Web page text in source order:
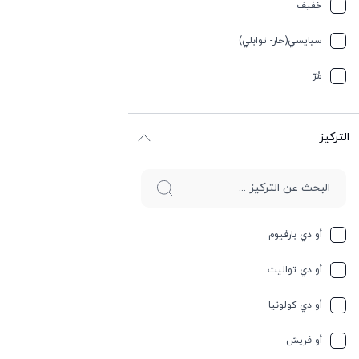
جلد
جوز الهند
حامِض
خفیف
سبایسي(حار- توابلي)
مُرّ
التركيز
أو دي بارفيوم
أو دي تواليت
أو دي كولونيا
أو فريش